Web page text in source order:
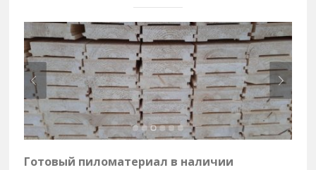
Готовый пиломатериал в наличии